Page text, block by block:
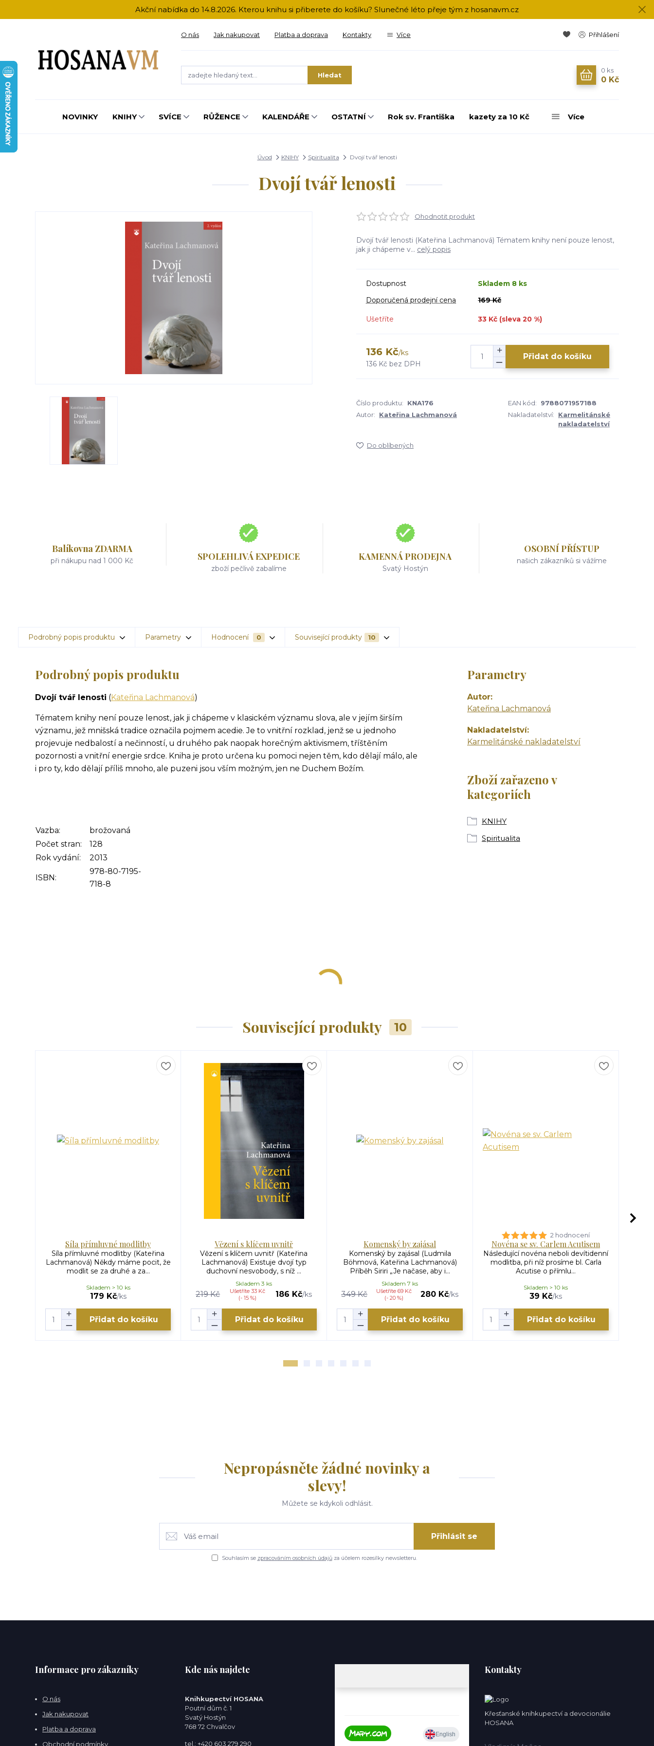
Akční nabídka do 14.8.2026. Kterou knihu si přiberete do košíku? Slunečné léto přeje tým z hosanavm.cz
O nás Jak nakupovat Platba a doprava Kontakty Více Přihlášení
Hledat
0 ks
0 Kč
NOVINKY KNIHY SVÍCE RŮŽENCE KALENDÁŘE OSTATNÍ Rok sv. Františka kazety za 10 Kč Více
Úvod KNIHY Spiritualita Dvojí tvář lenosti
Dvojí tvář lenosti
Ohodnotit produkt
Dvojí tvář lenosti (Kateřina Lachmanová) Tématem knihy není pouze lenost,
jak ji chápeme v... celý popis
Dostupnost
Skladem 8 ks
Doporučená prodejní cena
169 Kč
Ušetříte 33 Kč (sleva 20 %)
136 Kč/ks
136 Kč bez DPH
Přidat do košíku
Číslo produktu: KNA176 EAN kód:
9788071957188
Autor:
Kateřina Lachmanová Nakladatelství:
Karmelitánské
nakladatelství
Do oblíbených
Balíkovna ZDARMA
při nákupu nad 1 000 Kč SPOLEHLIVÁ EXPEDICE
zboží pečlivě zabalíme
KAMENNÁ PRODEJNA
Svatý Hostýn
OSOBNÍ PŘÍSTUP
našich zákazníků si vážíme
Podrobný popis produktu Parametry Hodnocení 0 Související produkty 10
Podrobný popis produktu
Dvojí tvář lenosti (Kateřina Lachmanová)
Tématem knihy není pouze lenost, jak ji chápeme v klasickém významu slova, ale v jejím širším
významu, jež mnišská tradice označila pojmem acedie. Je to vnitřní rozklad, jenž se u jednoho
projevuje nedbalostí a nečinností, u druhého pak naopak horečným aktivismem, tříštěním
pozornosti a vnitřní energie srdce. Kniha je proto určena ku pomoci nejen těm, kdo dělají málo, ale
i pro ty, kdo dělají příliš mnoho, ale puzeni jsou vším možným, jen ne Duchem Božím.
Vazba:
brožovaná
Počet stran:
128
Rok vydání:
2013
ISBN:
978-80-7195-
718-8
Parametry
Autor
Kateřina Lachmanová
Nakladatelství
Karmelitánské nakladatelství
Zboží zařazeno v
kategoriích
KNIHY
Spiritualita
Související produkty 10
Síla přímluvné modlitby
Síla přímluvné modlitby (Kateřina
Lachmanová) Někdy máme pocit, že
modlit se za druhé a za...
179 Kč/ks
Skladem > 10 ks
Přidat do košíku
Vězení s klíčem uvnitř
Vězení s klíčem uvnitř (Kateřina
Lachmanová) Existuje dvojí typ
duchovní nesvobody, s níž ...
219 Kč
Ušetříte 33 Kč
(- 15 %)
186 Kč/ks
Skladem 3 ks
Přidat do košíku
Komenský by zajásal
Komenský by zajásal (Ludmila
Böhmová, Kateřina Lachmanová)
Příběh Siriri „Je načase, aby i...
349 Kč
Ušetříte 69 Kč
(- 20 %)
280 Kč/ks
Skladem 7 ks
Přidat do košíku
2 hodnocení
Novéna se sv. Carlem Acutisem
Následující novéna neboli devítidenní
modlitba, při níž prosíme bl. Carla
Acutise o přímlu...
39 Kč/ks
Skladem > 10 ks
Přidat do košíku
Nepropásněte žádné novinky a
slevy!
Můžete se kdykoli odhlásit.
Přihlásit se
Souhlasím se zpracováním osobních údajůza účelem rozesílky newsletteru.
Informace pro zákazníky
O nás
Jak nakupovat
Platba a doprava
Obchodní podmínky
Kde nás najdete
Knihkupectví HOSANA
Poutní dům č. 1
Svatý Hostýn
768 72 Chvalčov
tel.: +420 603 279 290
Kontakty
Křesťanské knihkupectví a devocionálie
HOSANA